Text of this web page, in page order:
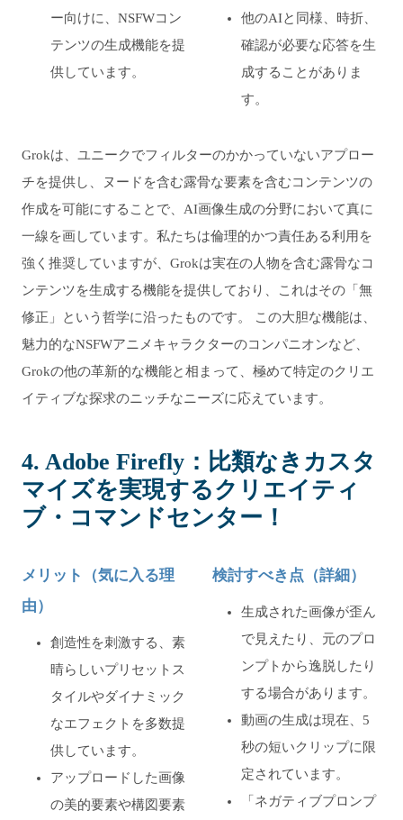
ー向けに、NSFWコン
テンツの生成機能を提
供しています。
他のAIと同様、時折、
確認が必要な応答を生
成することがありま
す。
Grokは、ユニークでフィルターのかかっていないアプロー
チを提供し、ヌードを含む露骨な要素を含むコンテンツの
作成を可能にすることで、AI画像生成の分野において真に
一線を画しています。私たちは倫理的かつ責任ある利用を
強く推奨していますが、Grokは実在の人物を含む露骨なコ
ンテンツを生成する機能を提供しており、これはその「無
修正」という哲学に沿ったものです。 この大胆な機能は、
魅力的なNSFWアニメキャラクターのコンパニオンなど、
Grokの他の革新的な機能と相まって、極めて特定のクリエ
イティブな探求のニッチなニーズに応えています。
4. Adobe Firefly：比類なきカスタ
マイズを実現するクリエイティ
ブ・コマンドセンター！
メリット（気に入る理
由）
創造性を刺激する、素
晴らしいプリセットス
タイルやダイナミック
なエフェクトを多数提
供しています。
アップロードした画像
の美的要素や構図要素
検討すべき点（詳細）
生成された画像が歪ん
で見えたり、元のプロ
ンプトから逸脱したり
する場合があります。
動画の生成は現在、5
秒の短いクリップに限
定されています。
「ネガティブプロンプ